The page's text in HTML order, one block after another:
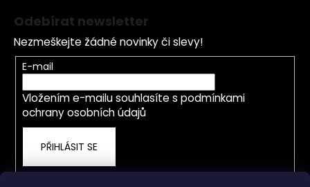
Odebírat newsletter
Nezmeškejte žádné novinky či slevy!
E-mail
Vložením e-mailu souhlasíte s podmínkami
ochrany osobních údajů
PŘIHLÁSIT SE